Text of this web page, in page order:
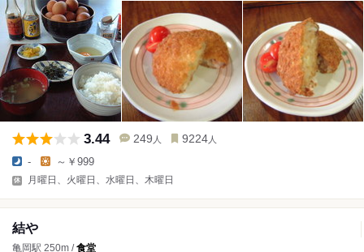
3.44 249 人 9224 人
- ～￥999
月曜日、火曜日、水曜日、木曜日
結や
亀岡駅 250m /食堂